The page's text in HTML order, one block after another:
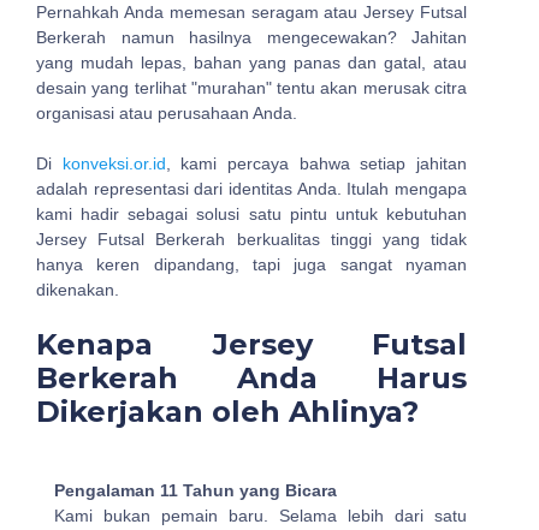
Pernahkah Anda memesan seragam atau Jersey Futsal
Berkerah namun hasilnya mengecewakan? Jahitan
yang mudah lepas, bahan yang panas dan gatal, atau
desain yang terlihat "murahan" tentu akan merusak citra
organisasi atau perusahaan Anda.
Di konveksi.or.id, kami percaya bahwa setiap jahitan
adalah representasi dari identitas Anda. Itulah mengapa
kami hadir sebagai solusi satu pintu untuk kebutuhan
Jersey Futsal Berkerah berkualitas tinggi yang tidak
hanya keren dipandang, tapi juga sangat nyaman
dikenakan.
Kenapa Jersey Futsal
Berkerah Anda Harus
Dikerjakan oleh Ahlinya?
Pengalaman 11 Tahun yang Bicara
Kami bukan pemain baru. Selama lebih dari satu